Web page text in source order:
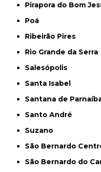
Pirapora do Bom
Poá
Ribeirão Pires
Rio Grande da Serra
Salesópolis
Santa Isabel
Santana de
Santo André
Suzano
São Bernardo
São Bernardo do